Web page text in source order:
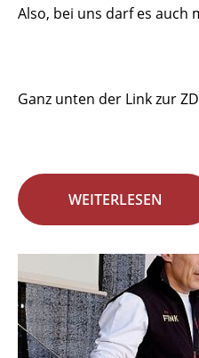
Also, bei uns darf es auch
Ganz unten der Link zur
WEITERLESEN